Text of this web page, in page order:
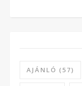
AJÁNLÓ (57)